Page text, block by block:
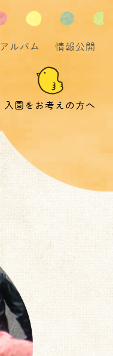
アルバム 情報公開
入園をお考えの方へ